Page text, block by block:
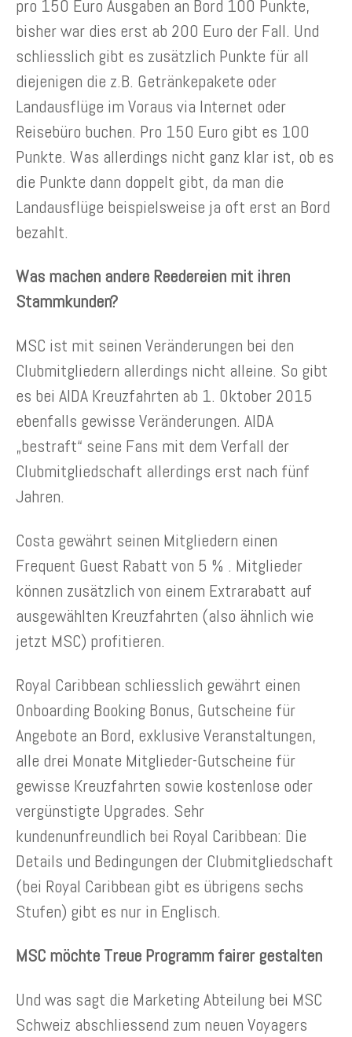
pro 150 Euro Ausgaben an Bord 100 Punkte,
bisher war dies erst ab 200 Euro der Fall. Und
schliesslich gibt es zusätzlich Punkte für all
diejenigen die z.B. Getränkepakete oder
Landausflüge im Voraus via Internet oder
Reisebüro buchen. Pro 150 Euro gibt es 100
Punkte. Was allerdings nicht ganz klar ist, ob es
die Punkte dann doppelt gibt, da man die
Landausflüge beispielsweise ja oft erst an Bord
bezahlt.
Was machen andere Reedereien mit ihren
Stammkunden?
MSC ist mit seinen Veränderungen bei den
Clubmitgliedern allerdings nicht alleine. So gibt
es bei AIDA Kreuzfahrten ab 1. Oktober 2015
ebenfalls gewisse Veränderungen. AIDA
„bestraft“ seine Fans mit dem Verfall der
Clubmitgliedschaft allerdings erst nach fünf
Jahren.
Costa gewährt seinen Mitgliedern einen
Frequent Guest Rabatt von 5 % . Mitglieder
können zusätzlich von einem Extrarabatt auf
ausgewählten Kreuzfahrten (also ähnlich wie
jetzt MSC) profitieren.
Royal Caribbean schliesslich gewährt einen
Onboarding Booking Bonus, Gutscheine für
Angebote an Bord, exklusive Veranstaltungen,
alle drei Monate Mitglieder-Gutscheine für
gewisse Kreuzfahrten sowie kostenlose oder
vergünstigte Upgrades. Sehr
kundenunfreundlich bei Royal Caribbean: Die
Details und Bedingungen der Clubmitgliedschaft
(bei Royal Caribbean gibt es übrigens sechs
Stufen) gibt es nur in Englisch.
MSC möchte Treue Programm fairer gestalten
Und was sagt die Marketing Abteilung bei MSC
Schweiz abschliessend zum neuen Voyagers